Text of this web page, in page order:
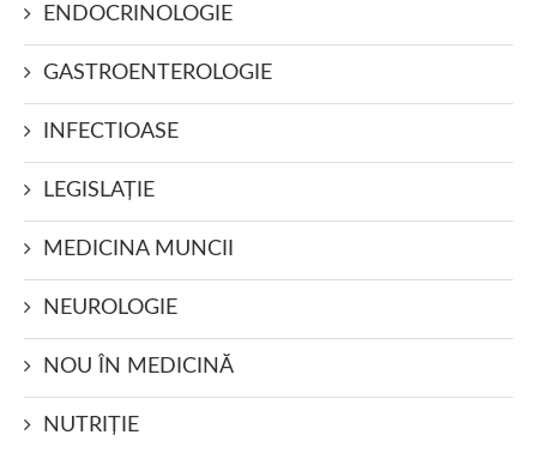
ENDOCRINOLOGIE
GASTROENTEROLOGIE
INFECTIOASE
LEGISLAŢIE
MEDICINA MUNCII
NEUROLOGIE
NOU ÎN MEDICINĂ
NUTRIŢIE